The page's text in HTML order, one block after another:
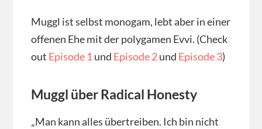
Muggl ist selbst monogam, lebt aber in einer
offenen Ehe mit der polygamen Evvi. (Check
out Episode 1 und Episode 2und Episode 3)
Muggl über Radical Honesty
„Man kann alles übertreiben. Ich bin nicht